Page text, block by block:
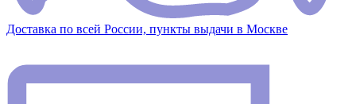
Доставка по всей России, пункты выдачи в Москве